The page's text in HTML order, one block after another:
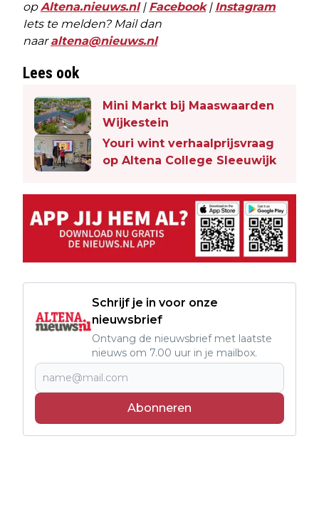
opAltena.nieuws.nl| Facebook| Instagram
Iets te melden? Mail dan
naaraltena@nieuws.nl
Lees ook
Mini Markt bij Maaswaarden
Wijkestein
Youri wint verhaalprijsvraag
op Altena College Sleeuwijk
Schrijf je in voor onze
nieuwsbrief
Ontvang de nieuwsbrief met laatste
nieuws om 7.00 uur in je mailbox.
Abonneren